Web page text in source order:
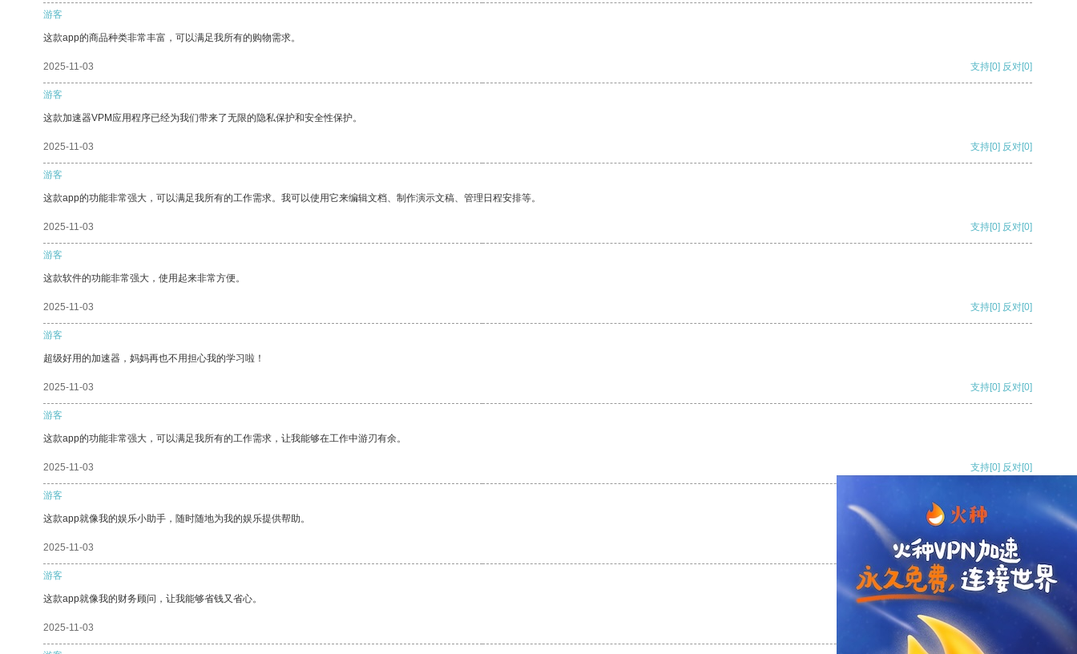
游客
这款app的商品种类非常丰富，可以满足我所有的购物需求。
2025-11-03 支持[0] 反对[0]
游客
这款加速器VPM应用程序已经为我们带来了无限的隐私保护和安全性保护。
2025-11-03 支持[0] 反对[0]
游客
这款app的功能非常强大，可以满足我所有的工作需求。我可以使用它来编辑文档、制作演示文稿、管理日程安排等。
2025-11-03 支持[0] 反对[0]
游客
这款软件的功能非常强大，使用起来非常方便。
2025-11-03 支持[0] 反对[0]
游客
超级好用的加速器，妈妈再也不用担心我的学习啦！
2025-11-03 支持[0] 反对[0]
游客
这款app的功能非常强大，可以满足我所有的工作需求，让我能够在工作中游刃有余。
2025-11-03 支持[0] 反对[0]
游客
这款app就像我的娱乐小助手，随时随地为我的娱乐提供帮助。
2025-11-03 支持[0] 反对
游客
这款app就像我的财务顾问，让我能够省钱又省心。
2025-11-03 支持